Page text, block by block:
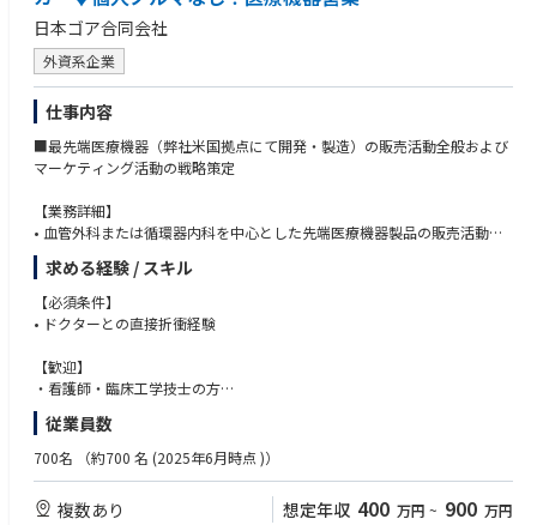
日本ゴア合同会社
外資系企業
仕事内容
■最先端医療機器（弊社米国拠点にて開発・製造）の販売活動全般および
マーケティング活動の戦略策定
【業務詳細】
• 血管外科または循環器内科を中心とした先端医療機器製品の販売活動及
びエリアマーケティング活動
• 臨床現場での安全使用のための技術サポート
• 製品の適正使用に必要となる文献資料・製品関連情報などの的確かつ迅
速な提供による医療現場サポート
• 顧客(大学病院、一般病院、代理店)や市場の的確な把握による販売戦略策
定・実践
■担当製品：いずれかをご担当していただきます。
①Peripheral Interventional Products製品（ペリフェラル）
下肢などにおける末梢血管疾患に対する血管内治療に使用されるステント
グラフトです。
求める経験 / スキル
【必須条件】
• ドクターとの直接折衝経験
【歓迎】
・看護師・臨床工学技士の方
・医療機器営業経験者の方
• 主体的に動き、新たな知識・スキル習得に積極的に取り組める方
• チームワークが得意な方
従業員数
700名 （約700 名 (2025年6月時点 )）
複数あり 想定年収 400 万円 ~ 900 万円